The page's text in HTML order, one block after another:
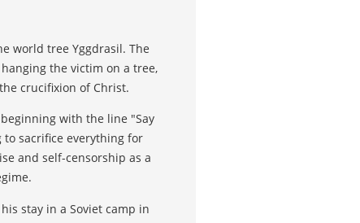
world tree Yggdrasil. The
the victim on a tree,
crucifixion of Christ.
with the line "Say
sacrifice everything for
and self-censorship as a
stay in a Soviet camp in